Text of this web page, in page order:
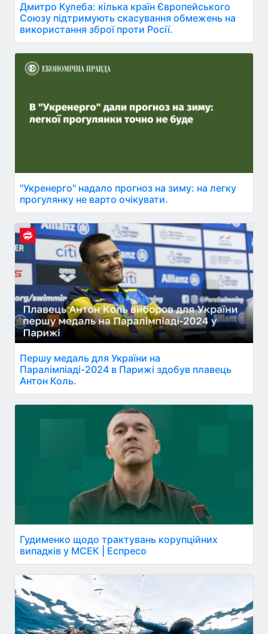
Дмитро Кулеба: кілька країн Європейського
Союзу підтримують скасування обмежень на
використання зброї проти Росії.
"Укренерго" надало прогноз на зиму: на легку
прогулянку не варто очікувати.
Першу медаль для України на
Паралімпіаді-2024 в Парижі здобув плавець
Антон Коль.
Гудименко щодо трактувань корупційних
випадків у МСЕК | Еспресо